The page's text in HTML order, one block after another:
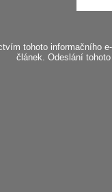
tohoto informačního
článek. Odeslání